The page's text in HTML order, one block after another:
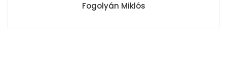
Fogolyán Miklós